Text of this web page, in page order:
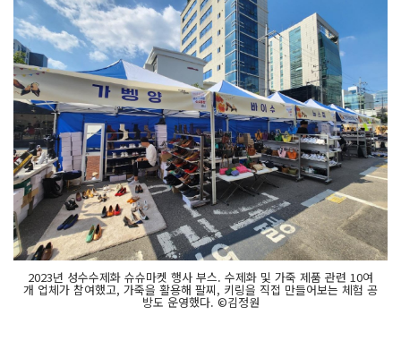
2023년 성수수제화 슈슈마켓 행사 부스. 수제화 및 가죽 제품 관련 10여
개 업체가 참여했고, 가죽을 활용해 팔찌, 키링을 직접 만들어보는 체험 공
방도 운영했다. ©김정원